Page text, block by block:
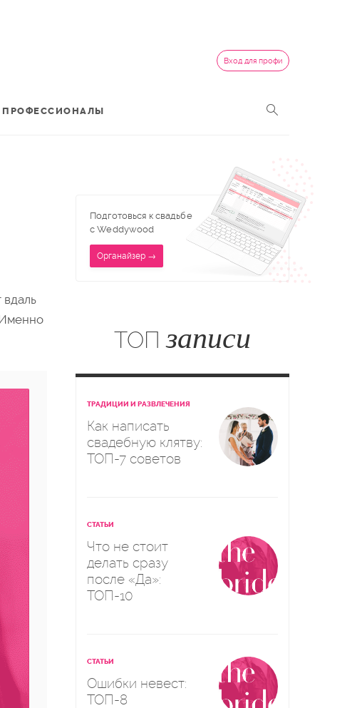
Вход для профи
ПРОФЕССИОНАЛЫ
Подготовься к свадьбе
с Weddywood
Органайзер →
ТОП записи
ТРАДИЦИИ И РАЗВЛЕЧЕНИЯ
Как написать
свадебную клятву:
ТОП-7 советов
СТАТЬИ
Что не стоит
делать сразу
после «Да»:
ТОП-10
СТАТЬИ
Ошибки невест:
ТОП-8